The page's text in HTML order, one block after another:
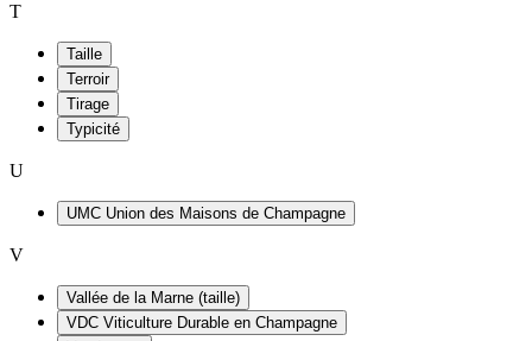
T
Taille
Terroir
Tirage
Typicité
U
UMC Union des Maisons de Champagne
V
Vallée de la Marne (taille)
VDC Viticulture Durable en Champagne